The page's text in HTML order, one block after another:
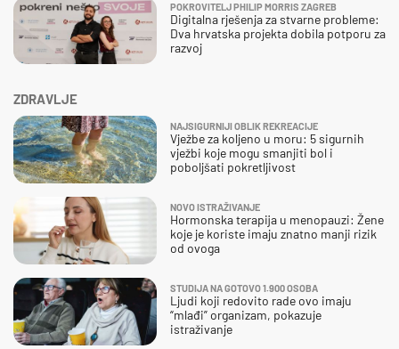
ZDRAVLJE
NAJSIGURNIJI OBLIK REKREACIJE
Vježbe za koljeno u moru: 5 sigurnih
vježbi koje mogu smanjiti bol i
poboljšati pokretljivost
NOVO ISTRAŽIVANJE
Hormonska terapija u menopauzi: Žene
koje je koriste imaju znatno manji rizik
od ovoga
STUDIJA NA GOTOVO 1.900 OSOBA
Ljudi koji redovito rade ovo imaju
“mlađi” organizam, pokazuje
istraživanje
POKROVITELJ PHILIP MORRIS ZAGREB
Digitalna rješenja za stvarne probleme:
Dva hrvatska projekta dobila potporu za
razvoj